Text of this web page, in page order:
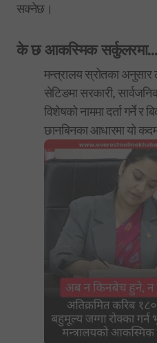
सक्नेछ।
के छ आकस्मिक
मन्त्रालय स्रोतका अनुसार
सेटिङमा सरकारी,
विशेषको नाममा दर्ता गर्ने र
छानबिनका आधारमा यो